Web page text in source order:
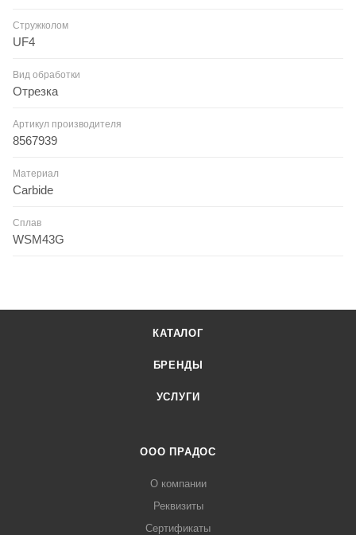
Стружколом
UF4
Вид обработки
Отрезка
Артикул производителя
8567939
Материал
Carbide
Сплав
WSM43G
КАТАЛОГ
БРЕНДЫ
УСЛУГИ
ООО ПРАДОС
О компании
Реквизиты
Сертификаты